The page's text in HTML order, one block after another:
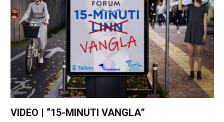
VIDEO | “15-MINUTI VANGLA”